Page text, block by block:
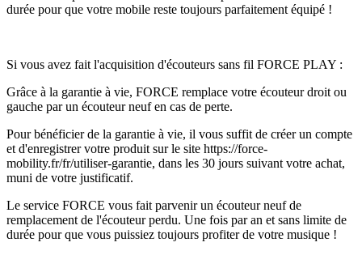
durée pour que votre mobile reste toujours parfaitement équipé !
Si vous avez fait l'acquisition d'écouteurs sans fil FORCE PLAY :
Grâce à la garantie à vie, FORCE remplace votre écouteur droit ou
gauche par un écouteur neuf en cas de perte.
Pour bénéficier de la garantie à vie, il vous suffit de créer un compte
et d'enregistrer votre produit sur le site https://force-
mobility.fr/fr/utiliser-garantie, dans les 30 jours suivant votre achat,
muni de votre justificatif.
Le service FORCE vous fait parvenir un écouteur neuf de
remplacement de l'écouteur perdu. Une fois par an et sans limite de
durée pour que vous puissiez toujours profiter de votre musique !